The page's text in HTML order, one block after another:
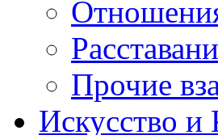
Прочие
Искусство и